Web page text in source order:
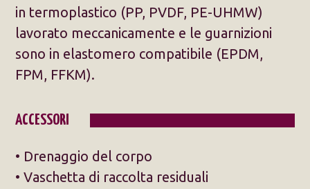
in termoplastico (PP, PVDF, PE-UHMW)
lavorato meccanicamente e le guarnizioni
sono in elastomero compatibile (EPDM,
FPM, FFKM).
ACCESSORI
• Drenaggio del corpo
• Vaschetta di raccolta residuali